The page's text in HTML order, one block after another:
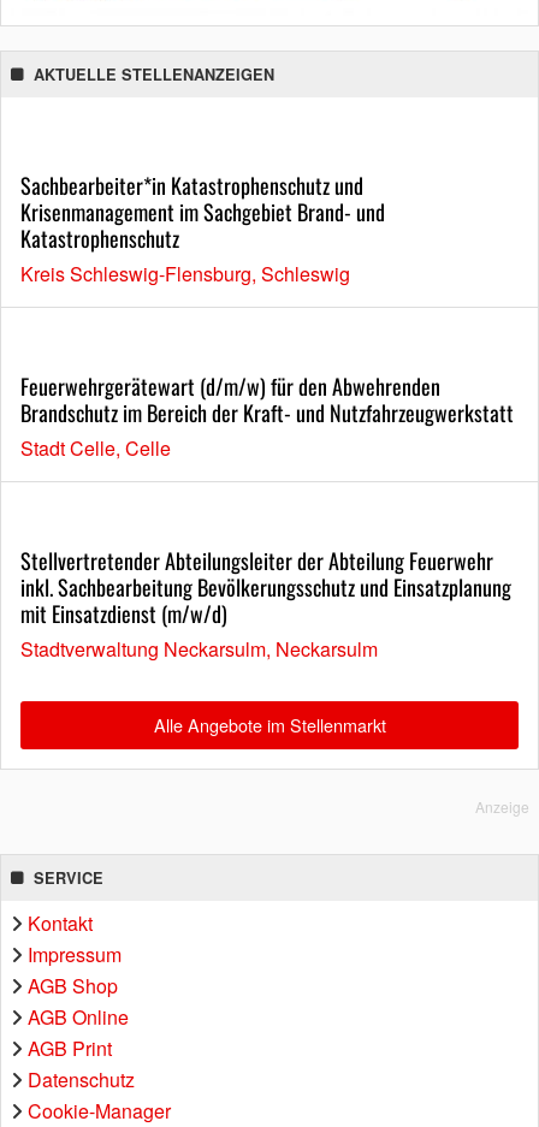
AKTUELLE STELLENANZEIGEN
Sachbearbeiter*in Katastrophenschutz und
Krisenmanagement im Sachgebiet Brand- und
Katastrophenschutz
Kreis Schleswig-Flensburg, Schleswig
Feuerwehrgerätewart (d/m/w) für den Abwehrenden
Brandschutz im Bereich der Kraft- und Nutzfahrzeugwerkstatt
Stadt Celle, Celle
Stellvertretender Abteilungsleiter der Abteilung Feuerwehr
inkl. Sachbearbeitung Bevölkerungsschutz und Einsatzplanung
mit Einsatzdienst (m/w/d)
Stadtverwaltung Neckarsulm, Neckarsulm
Alle Angebote im Stellenmarkt
Anzeige
SERVICE
Kontakt
Impressum
AGB Shop
AGB Online
AGB Print
Datenschutz
Cookie-Manager